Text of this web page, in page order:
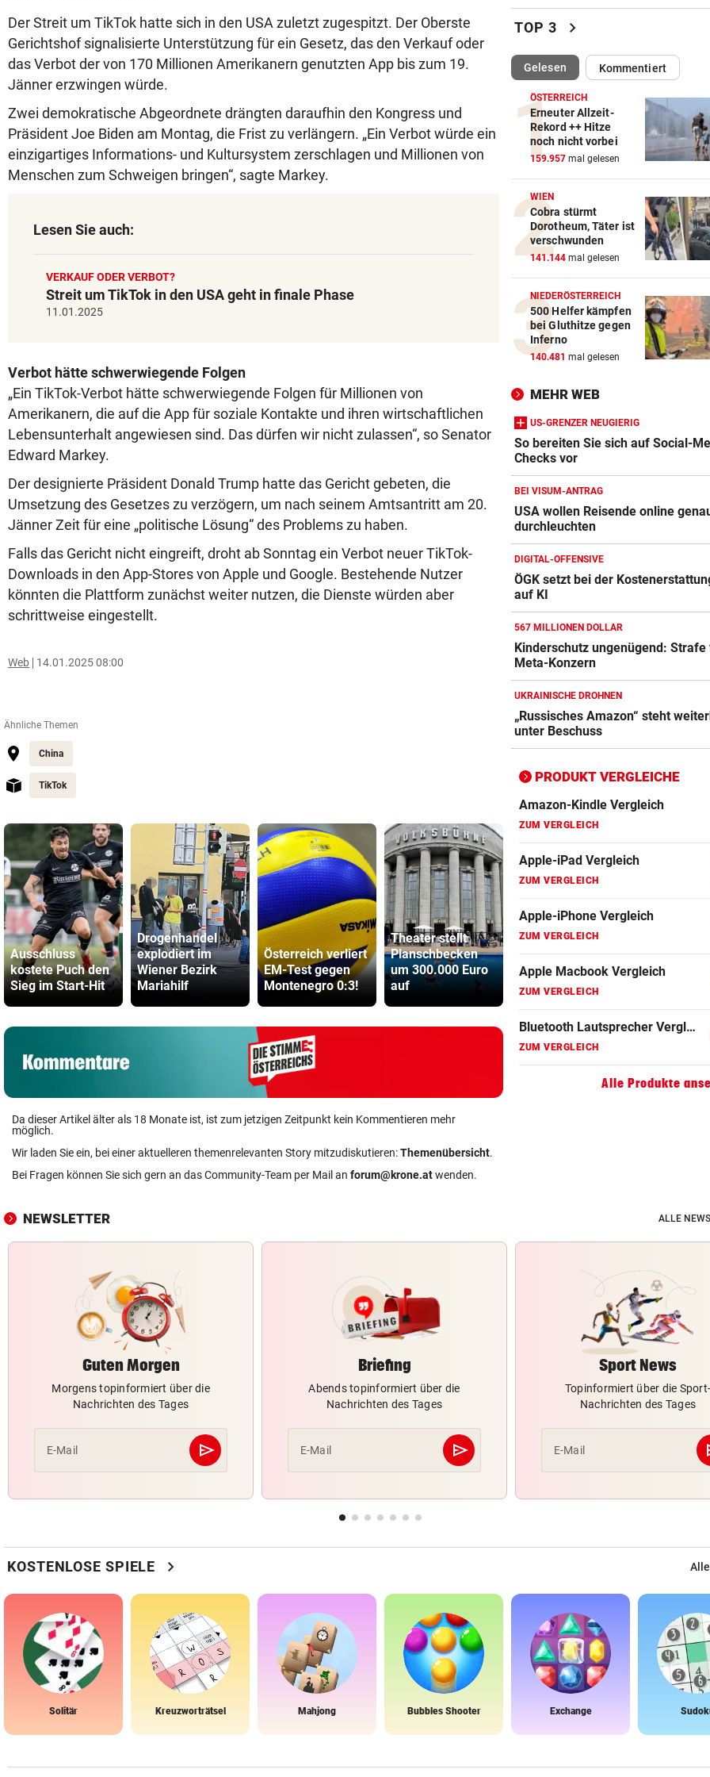
Der Streit um TikTok hatte sich in den USA zuletzt zugespitzt. Der Oberste
Gerichtshof signalisierte Unterstützung für ein Gesetz, das den Verkauf oder
das Verbot der von 170 Millionen Amerikanern genutzten App bis zum 19.
Jänner erzwingen würde.
Zwei demokratische Abgeordnete drängten daraufhin den Kongress und
Präsident Joe Biden am Montag, die Frist zu verlängern. „Ein Verbot würde ein
einzigartiges Informations- und Kultursystem zerschlagen und Millionen von
Menschen zum Schweigen bringen“, sagte Markey.
Lesen Sie auch:
VERKAUF ODER VERBOT?
Streit um TikTok in den USA geht in finale Phase
11.01.2025
Verbot hätte schwerwiegende Folgen
„Ein TikTok-Verbot hätte schwerwiegende Folgen für Millionen von
Amerikanern, die auf die App für soziale Kontakte und ihren wirtschaftlichen
Lebensunterhalt angewiesen sind. Das dürfen wir nicht zulassen“, so Senator
Edward Markey.
Der designierte Präsident Donald Trump hatte das Gericht gebeten, die
Umsetzung des Gesetzes zu verzögern, um nach seinem Amtsantritt am 20.
Jänner Zeit für eine „politische Lösung“ des Problems zu haben.
Falls das Gericht nicht eingreift, droht ab Sonntag ein Verbot neuer TikTok-
Downloads in den App-Stores von Apple und Google. Bestehende Nutzer
könnten die Plattform zunächst weiter nutzen, die Dienste würden aber
schrittweise eingestellt.
Web 14.01.2025 08:00
Ähnliche Themen
China
TikTok
Ausschluss
kostete Puch den
Sieg im Start-Hit
Drogenhandel
explodiert im
Wiener Bezirk
Mariahilf
Österreich verliert
EM-Test gegen
Montenegro 0:3!
Theater stellt
Planschbecken
um 300.000 Euro
auf
Rapids System?
„Lassen den
Jungs alle
Freiheiten!“
Sager
Mütter-
gegen
Da dieser Artikel älter als 18 Monate ist, ist zum jetzigen Zeitpunkt kein Kommentieren mehr
möglich.
Wir laden Sie ein, bei einer aktuelleren themenrelevanten Story mitzudiskutieren:Themenübersicht.
Bei Fragen können Sie sich gern an das Community-Team per Mail an forum@krone.atwenden.
Luxus am Meer! Sabalenka
gewährt private Einblicke
„IHR SEID DER HAMMER!“
Feuerwehr befreite Kalb aus
misslicher Lage
FUSSBALL-FANS FEIERN vor
Hochgefühle dank
eines Kult-Sponsors
LIEFERING VERLIERT vor
Enttäuschende Zweitliga-
Rückkehr nach Grödig
2. LIGA – 2. RUNDE
Fehlstart komplett! Nächste
für St. Pölten
WANDERER AUSGEFLOGEN vor
Dramatik im Valser Tal
IN GREENSBORO vor 5
Straka verpasst bei PGA-
den Cut vorzeitig
SCHRIEB WM-GESCHICHTE vor 5
Bayern kassiert Millionen –
Transfer-Clou
TOP 3 chevron_right
Gelesen(ausgewählt)Kommentiert
ÖSTERREICH
Erneuter Allzeit-
Rekord ++ Hitze
noch nicht vorbei
159.957 mal gelesen
WIEN
Cobra stürmt
Dorotheum, Täter ist
verschwunden
141.144 mal gelesen
NIEDERÖSTERREICH
500 Helfer kämpfen
bei Gluthitze gegen
Inferno
140.481 mal gelesen
MEHR WEB
US-GRENZER NEUGIERIG
So bereiten Sie sich auf Social-
Checks vor
BEI VISUM-ANTRAG
USA wollen Reisende online
durchleuchten
DIGITAL-OFFENSIVE
ÖGK setzt bei der
auf KI
567 MILLIONEN DOLLAR
Kinderschutz ungenügend: Strafe
Meta-Konzern
UKRAINISCHE DROHNEN
„Russisches Amazon“ steht
unter Beschuss
PRODUKT VERGLEICHE
Amazon-Kindle Vergleich
Apple-iPad Vergleich
ZUM VERGLEICH
Apple-iPhone Vergleich
ZUM VERGLEICH
Apple Macbook Vergleich
ZUM VERGLEICH
DSL Speedtest
ZUM VERGLEICH
Fernseher Vergleich
ZUM VERGLEICH
Fritz Repeater Vergleich
ZUM VERGLEICH
Gaming Laptop Vergleich
ZUM VERGLEICH
Grafikkarten Vergleich
ZUM VERGLEICH
Alle Produkte
NEWSLETTER ALLE
Guten Morgen
Morgens topinformiert über die
Nachrichten des Tages
E-Mail send
Abschicken
Briefing
Abends topinformiert über die
Nachrichten des Tages
E-Mail send
Abschicken
Sport News
Topinformiert über die Sport-
Nachrichten des Tages
E-Mail
KOSTENLOSE SPIELE chevron_right
Solitär Kreuzworträtsel Mahjong Bubbles Shooter Exchange